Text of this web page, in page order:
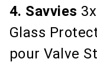
4. Savvies
Glass
pour Valve